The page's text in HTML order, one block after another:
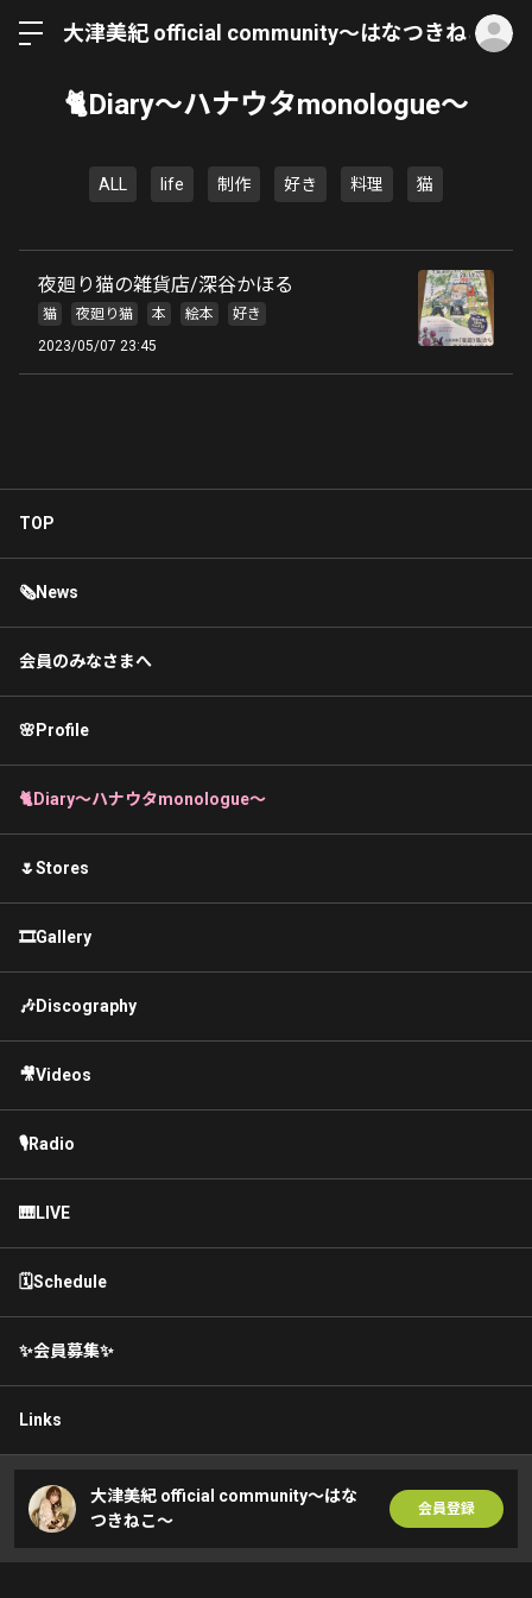
大津美紀 official community〜はなつきねこ〜
🐈Diary〜ハナウタmonologue〜
ALL life 制作 好き 料理 猫
夜廻り猫の雑貨店/深谷かほる
猫 夜廻り猫 本 絵本
好き
2023/05/07 23:45
TOP
🗞News
会員のみなさまへ
🌸Profile
🐈Diary〜ハナウタmonologue〜
🌷Stores
🎞Gallery
🎶Discography
🎥Videos
🎙Radio
🎹LIVE
🗓Schedule
✨会員募集✨
Links
大津美紀 official community〜はな
つきねこ〜
会員登録